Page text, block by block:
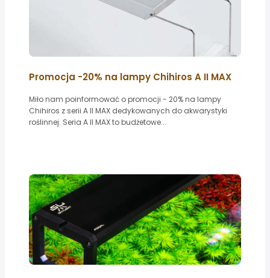
Promocja -20% na lampy Chihiros A II MAX
Miło nam poinformować o promocji - 20% na lampy
Chihiros z serii A II MAX dedykowanych do akwarystyki
roślinnej. Seria A II MAX to budżetowe...